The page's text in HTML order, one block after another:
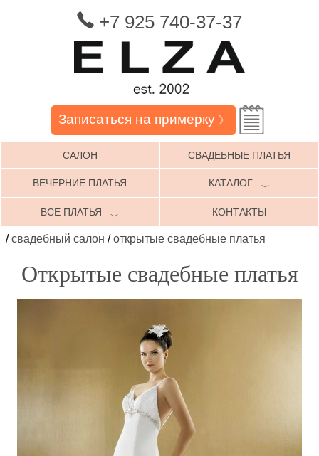
+7 925 740-37-37
Записаться на примерку 》
САЛОН СВАДЕБНЫЕ ПЛАТЬЯ
ВЕЧЕРНИЕ ПЛАТЬЯ КАТАЛОГ ﹀
ВСЕ ПЛАТЬЯ ﹀ КОНТАКТЫ
/свадебный салон /открытые свадебные платья
Открытые свадебные платья